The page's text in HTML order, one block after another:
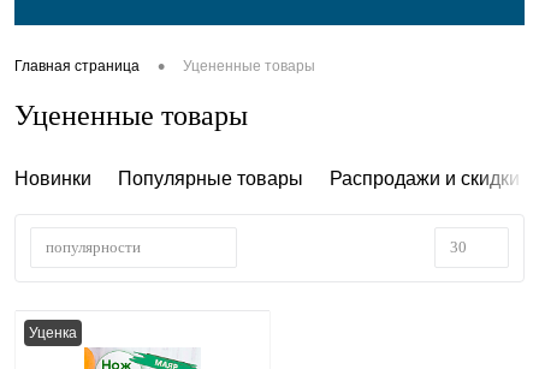
Главная страница • Уцененные товары
Уцененные товары
Новинки Популярные товары Распродажи и скидки
популярности 30
Уценка